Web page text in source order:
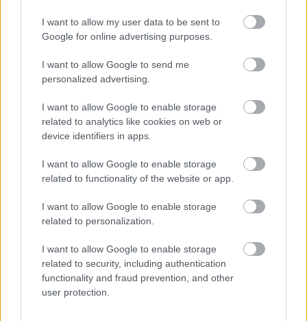
I want to allow my user data to be sent to
Google for online advertising purposes.
I want to allow Google to send me
personalized advertising.
I want to allow Google to enable storage
related to analytics like cookies on web or
device identifiers in apps.
I want to allow Google to enable storage
related to functionality of the website or app.
I want to allow Google to enable storage
related to personalization.
I want to allow Google to enable storage
related to security, including authentication
functionality and fraud prevention, and other
user protection.
A film után közös beszélgetés kezdődött, amelynek
keretein belül két pszichológus segített kibontani az
természet kapcsolatának témaköreit. A diskurzus
során többek között szó esett arról, hogy tízből nyolc
egy rutin kiépítésével vagy érzelmi kötődések
kialakításával javítható. Meglepő tény, hogy egy
állattal való kapcsolat legalább annyira gyógyító
lehet, mint egy emberi barátság. Ami pedig talán a
legfontosabb, hogy az ember végső soron társas
lény, és ezért mindennél jobban vágyik a
kapcsolódás érzésére. A filmben pedig ez a
kapcsolódottság a főszereplő részéről valós: amikor
a polip lábadozik, Craig átérzi a fájdalmát, és a
hangulata a polipéval együtt változik.
A beszélgetés zárógondolata szépen keretezte a film
üzenetét, miszerint egy valós társas kapcsolat